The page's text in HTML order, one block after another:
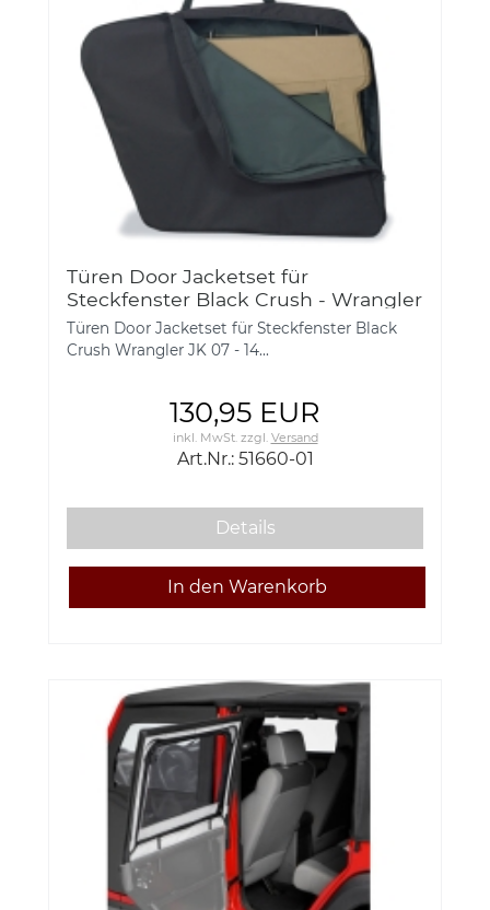
Türen Door Jacketset für
Steckfenster Black Crush - Wrangler
JK 07-14, TJ 96-06, YJ 87-95
Türen Door Jacketset für Steckfenster Black
Crush Wrangler JK 07 - 14...
130,95 EUR
inkl. MwSt.zzgl. Versand
Art.Nr.: 51660-01
Details